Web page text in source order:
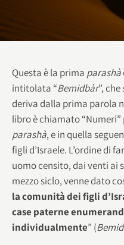
Questa è la prima parashà
intitolata “Bemidbàr”,
deriva dalla prima parola
libro è chiamato
parashà, e in quella
figli d’Israele. L’ordine di
uomo censito, dai venti ai
mezzo siclo, venne dato
la comunità dei figli
case paterne
individualmente” (